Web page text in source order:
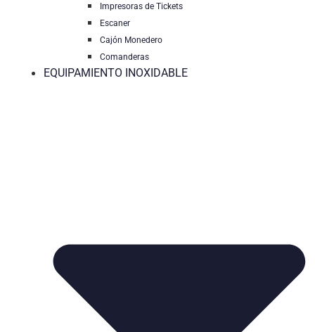
Impresoras de Tickets
Escaner
Cajón Monedero
Comanderas
EQUIPAMIENTO INOXIDABLE